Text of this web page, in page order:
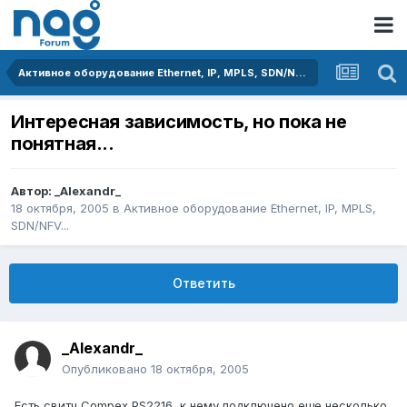
Активное оборудование Ethernet, IP, MPLS, SDN/NFV...
Интересная зависимость, но пока не
понятная...
Автор: _Alexandr_
18 октября, 2005 в Активное оборудование Ethernet, IP, MPLS,
SDN/NFV...
Ответить
_Alexandr_
Опубликовано 18 октября, 2005